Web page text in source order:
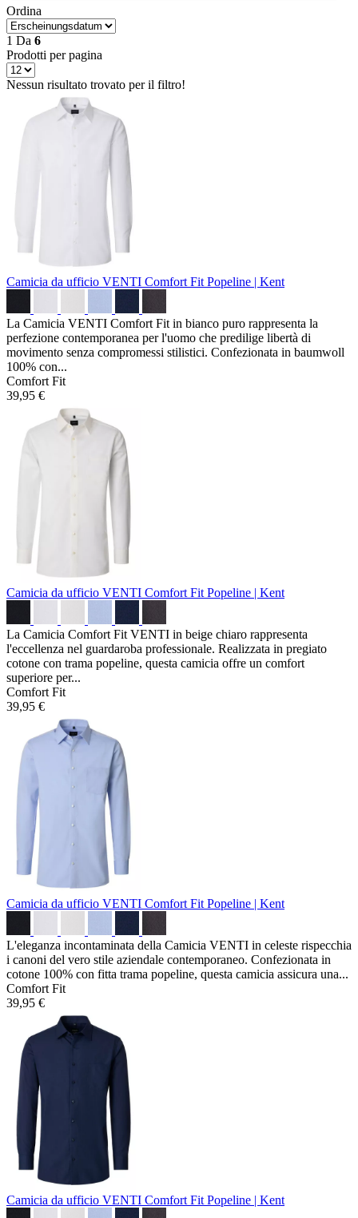
Ordina
1 Da 6
Prodotti per pagina
Nessun risultato trovato per il filtro!
Camicia da ufficio VENTI Comfort Fit Popeline | Kent
La Camicia VENTI Comfort Fit in bianco puro rappresenta la
perfezione contemporanea per l'uomo che predilige libertà di
movimento senza compromessi stilistici. Confezionata in baumwoll
100% con...
Comfort Fit
39,95 €
Camicia da ufficio VENTI Comfort Fit Popeline | Kent
La Camicia Comfort Fit VENTI in beige chiaro rappresenta
l'eccellenza nel guardaroba professionale. Realizzata in pregiato
cotone con trama popeline, questa camicia offre un comfort
superiore per...
Comfort Fit
39,95 €
Camicia da ufficio VENTI Comfort Fit Popeline | Kent
L'eleganza incontaminata della Camicia VENTI in celeste rispecchia
i canoni del vero stile aziendale contemporaneo. Confezionata in
cotone 100% con fitta trama popeline, questa camicia assicura una...
Comfort Fit
39,95 €
Camicia da ufficio VENTI Comfort Fit Popeline | Kent